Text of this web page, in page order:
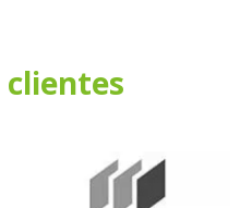
clientes